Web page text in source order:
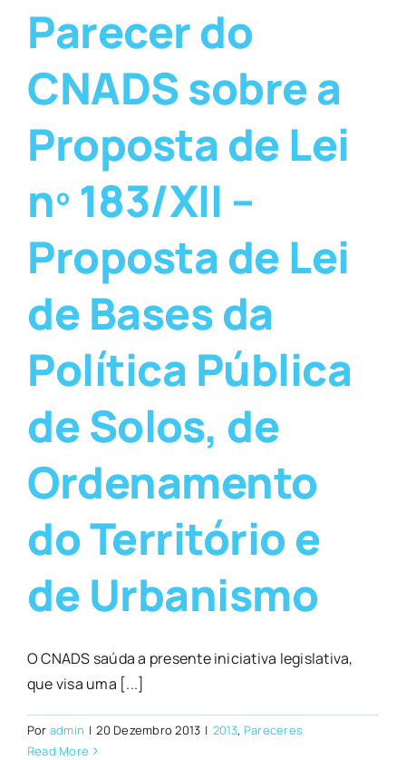
Parecer do
CNADS sobre a
Proposta de Lei
nº 183/XII –
Proposta de Lei
de Bases da
Política Pública
de Solos, de
Ordenamento
do Território e
de Urbanismo
O CNADS saúda a presente iniciativa legislativa,
que visa uma [...]
Por admin | 20 Dezembro 2013 | 2013, Pareceres
Read More